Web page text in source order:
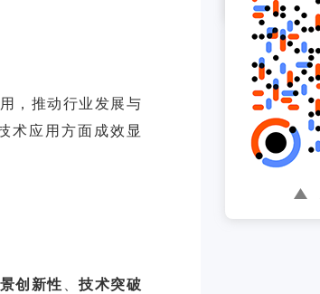
，推动行业发展与
术应用方面成效显
创新性 、技术突破